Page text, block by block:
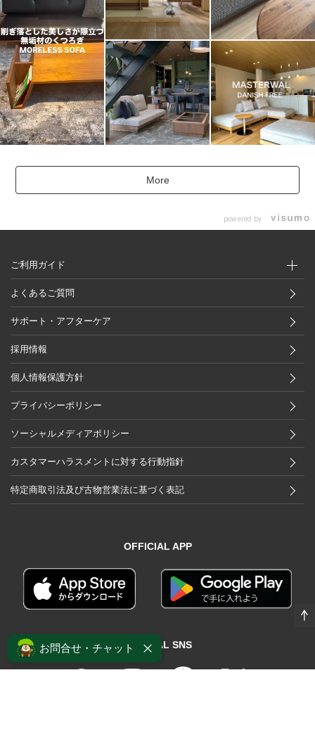
More
powered by
ご利用ガイド
よくあるご質問
サポート・アフターケア
採用情報
個人情報保護方針
プライバシーポリシー
ソーシャルメディアポリシー
カスタマーハラスメントに対する行動指針
特定商取引法及び古物営業法に基づく表記
OFFICIAL APP
OFFICIAL SNS
お問合せ・チャット